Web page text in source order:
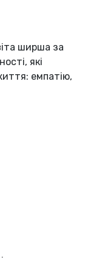
ширша за
які
емпатію,